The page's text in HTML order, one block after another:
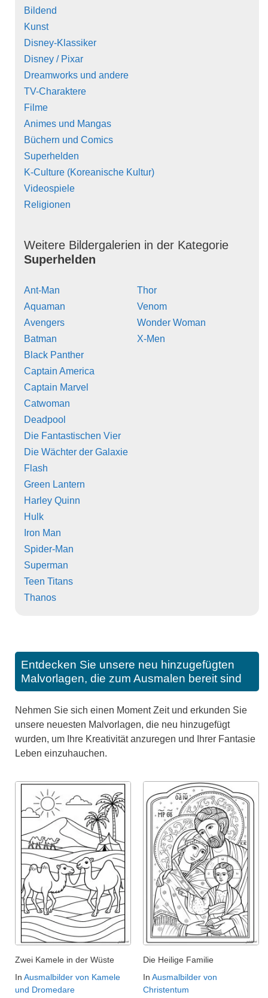
Bildend
Kunst
Disney-Klassiker
Disney / Pixar
Dreamworks und andere
TV-Charaktere
Filme
Animes und Mangas
Büchern und Comics
Superhelden
K-Culture (Koreanische Kultur)
Videospiele
Religionen
Weitere Bildergalerien in der Kategorie
Superhelden
Ant-Man
Aquaman
Avengers
Batman
Black Panther
Captain America
Captain Marvel
Catwoman
Deadpool
Die Fantastischen Vier
Die Wächter der Galaxie
Flash
Green Lantern
Harley Quinn
Hulk
Iron Man
Spider-Man
Superman
Teen Titans
Thanos
Thor
Venom
Wonder Woman
X-Men
Entdecken Sie unsere neu hinzugefügten
Malvorlagen, die zum Ausmalen bereit sind
Nehmen Sie sich einen Moment Zeit und erkunden Sie
unsere neuesten Malvorlagen, die neu hinzugefügt
wurden, um Ihre Kreativität anzuregen und Ihrer Fantasie
Leben einzuhauchen.
Zwei Kamele in der Wüste
In Ausmalbilder von Kamele
und Dromedare
Die Heilige Familie
In Ausmalbilder von
Christentum